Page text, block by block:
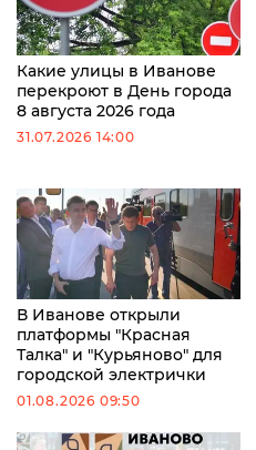
Какие улицы в Иванове
перекроют в День города
8 августа 2026 года
31.07.2026 14:00
В Иванове открыли
платформы "Красная
Талка" и "Курьяново" для
городской электрички
01.08.2026 09:50